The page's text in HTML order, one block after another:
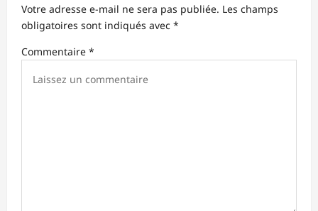
d
’
a
Votre adresse e-mail ne sera pas publiée. Les champs
obligatoires sont indiqués avec *
Commentaire *